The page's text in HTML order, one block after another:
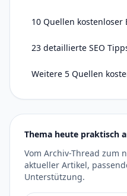
10 Quellen kostenloser
23 detaillierte SEO
Weitere 5 Quellen
Thema heute praktisch
Vom Archiv-Thread zum
aktueller Artikel,
Unterstützung.